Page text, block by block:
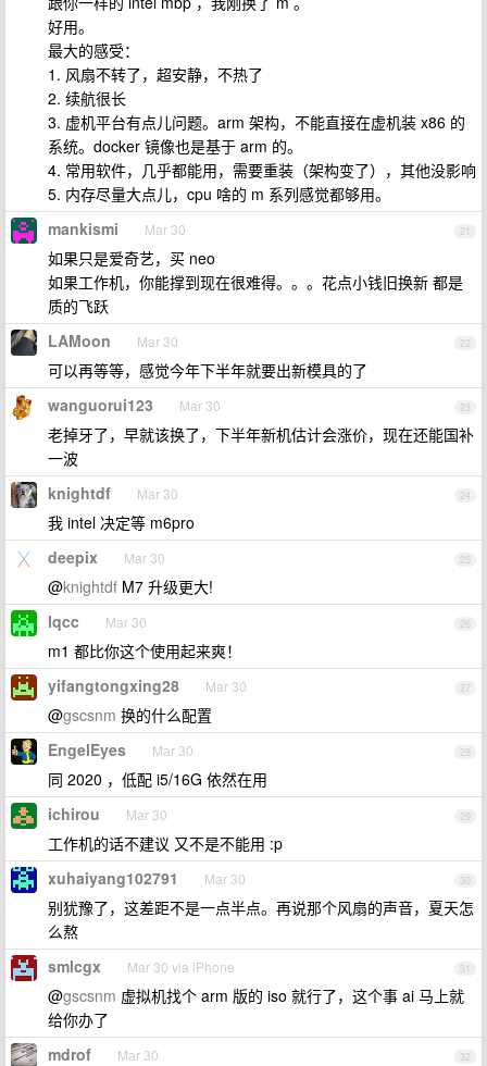
好用。
最大的感受：
1. 风扇不转了，超安静，不热了
2. 续航很长
3. 虚机平台有点儿问题。arm 架构，不能直接在虚机装 x86 的
系统。docker 镜像也是基于 arm 的。
4. 常用软件，几乎都能用，需要重装（架构变了），其他没影响
5. 内存尽量大点儿，cpu 啥的 m 系列感觉都够用。
21
mankismi Mar 30
如果只是爱奇艺，买 neo
如果工作机，你能撑到现在很难得。。。花点小钱旧换新 都是
质的飞跃
22
LAMoon Mar 30
可以再等等，感觉今年下半年就要出新模具的了
23
wanguorui123 Mar 30
老掉牙了，早就该换了，下半年新机估计会涨价，现在还能国补
一波
24
knightdf Mar 30
我 intel 决定等 m6pro
25
deepix Mar 30
@knightdf M7 升级更大!
26
lqcc Mar 30
m1 都比你这个使用起来爽！
27
yifangtongxing28 Mar 30
@gscsnm 换的什么配置
28
EngelEyes Mar 30
同 2020 ，低配 i5/16G 依然在用
29
ichirou Mar 30
工作机的话不建议 又不是不能用 :p
30
xuhaiyang102791 Mar 30
别犹豫了，这差距不是一点半点。再说那个风扇的声音，夏天怎
么熬
31
smlcgx Mar 30 via iPhone
@gscsnm 虚拟机找个 arm 版的 iso 就行了，这个事 ai 马上就
给你办了
32
mdrof Mar 30